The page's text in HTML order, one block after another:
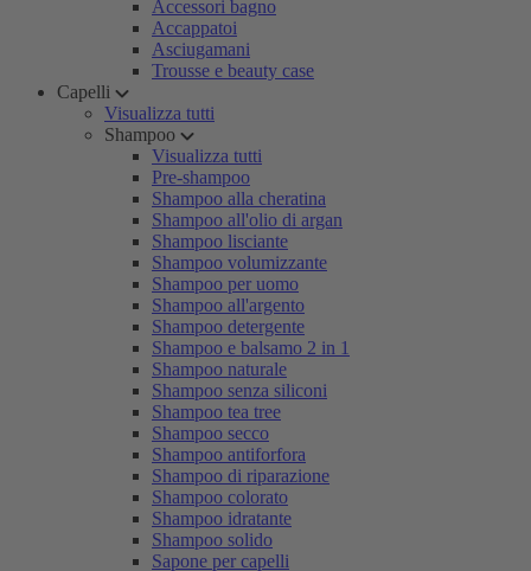
Accessori bagno
Accappatoi
Asciugamani
Trousse e beauty case
Capelli
Visualizza tutti
Shampoo
Visualizza tutti
Pre-shampoo
Shampoo alla cheratina
Shampoo all'olio di argan
Shampoo lisciante
Shampoo volumizzante
Shampoo per uomo
Shampoo all'argento
Shampoo detergente
Shampoo e balsamo 2 in 1
Shampoo naturale
Shampoo senza siliconi
Shampoo tea tree
Shampoo secco
Shampoo antiforfora
Shampoo di riparazione
Shampoo colorato
Shampoo idratante
Shampoo solido
Sapone per capelli